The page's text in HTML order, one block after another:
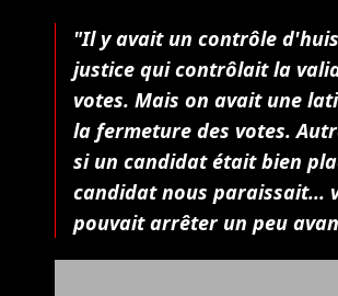
"Il y avait un contrôle
justice qui contrôlait la
votes. Mais on avait une
la fermeture des votes.
si un candidat était bien
candidat nous paraissait...
pouvait arrêter un peu